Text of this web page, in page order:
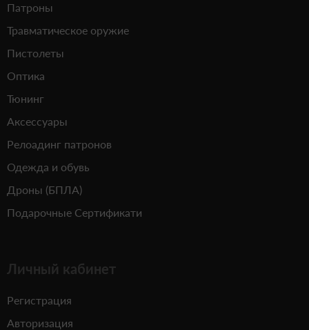
Патроны
Травматическое оружие
Пистолеты
Оптика
Тюнинг
Аксессуары
Релоадинг патронов
Одежда и обувь
Дроны (БПЛА)
Подарочные Сертификати
Личный кабинет
Регистрация
Авторизация